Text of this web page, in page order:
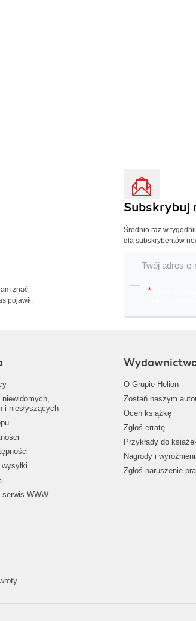
znać.
pojawił.
Subskrybuj
Średnio raz w
dla subskrybentów
*
niewidomych,
i niesłyszących
serwis WWW
O Grupie Helion
Zostań naszym
Oceń książkę
Zgłoś erratę
Przykłady do
Nagrody i
Zgłoś naruszenie